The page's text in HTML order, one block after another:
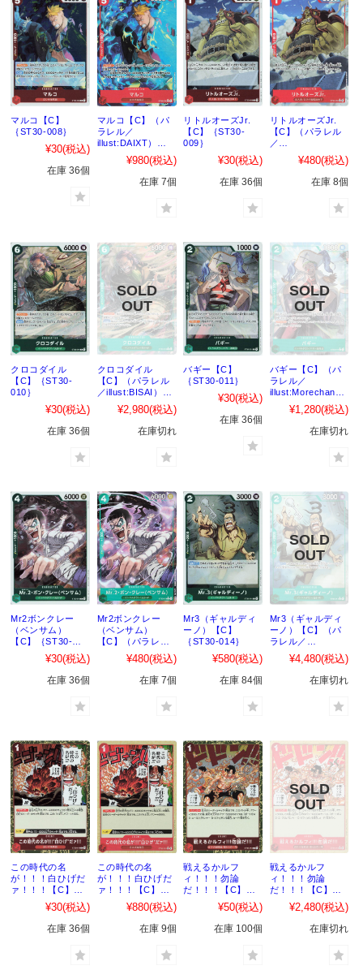
マルコ【C】
｛ST30-008｝
¥30(税込)
在庫 36個
マルコ【C】（パ
ラレル／
illust:DAIXT）
｛ST30-008｝
¥980(税込)
在庫 7個
リトルオーズJr.
【C】｛ST30-
009｝
¥30(税込)
在庫 36個
リトルオーズJr.
【C】（パラレル
／
illust:kankurou）
｛ST30-009｝
¥480(税込)
在庫 8個
クロコダイル
【C】｛ST30-
010｝
¥30(税込)
在庫 36個
クロコダイル
【C】（パラレル
／illust:BISAI）
｛ST30-010｝
¥2,980(税込)
在庫切れ
バギー【C】
｛ST30-011｝
¥30(税込)
在庫 36個
バギー【C】（パ
ラレル／
illust:Morechand
）｛ST30-011｝
¥1,280(税込)
在庫切れ
Mr2ボンクレー
（ベンサム）
【C】｛ST30-
¥30(税込)
在庫 36個
Mr2ボンクレー
（ベンサム）
【C】（パラレル
illust:MisaMatoki
）｛ST30-013｝
¥480(税込)
在庫 7個
Mr3（ギャルディ
ーノ）【C】
｛ST30-014｝
¥580(税込)
在庫 84個
Mr3（ギャルディ
ーノ）【C】（パ
ラレル／
illust:Nekobayash
i）｛ST30-014｝
¥4,480(税込)
在庫切れ
この時代の名
が！！！白ひげだ
ァ！！！【C】
｛ST30-015｝
¥30(税込)
在庫 36個
この時代の名
が！！！白ひげだ
ァ！！！【C】
（パラレル）
｛ST30-015｝
¥880(税込)
在庫 9個
戦えるかルフ
ィ！！！勿論
だ！！！【C】
｛ST30-016｝
¥50(税込)
在庫 100個
戦えるかルフ
ィ！！！勿論
だ！！！【C】
（パラレル）
｛ST30-016｝
¥2,480(税込)
在庫切れ